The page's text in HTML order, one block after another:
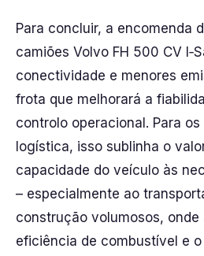
Para concluir, a encomenda
camiões Volvo FH 500 CV
conectividade e menores
frota que melhorará a
controlo operacional. Para
logística, isso sublinha o
capacidade do veículo às
– especialmente ao
construção volumosos,
eficiência de combustível e